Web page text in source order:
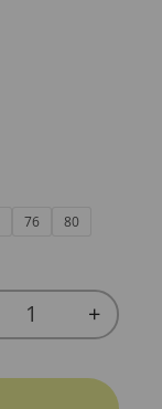
76
80
Quantity
+